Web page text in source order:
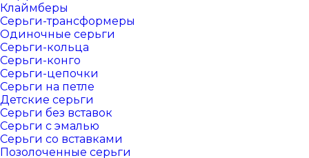
Клаймберы
Серьги-трансформеры
Одиночные серьги
Серьги-кольца
Серьги-конго
Серьги-цепочки
Серьги на петле
Детские серьги
Серьги без вставок
Серьги с эмалью
Серьги со вставками
Позолоченные серьги